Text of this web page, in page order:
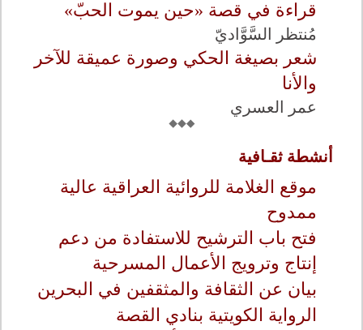
قراءة في قصة «حين يموت الحبّ»
مُنتظر السَّوَّاديّ
شعر بصيغة الحكي وصورة عميقة للآخر
والأنا
عمر العسري
أنشطة ثقـافية
موقع الغلامة للروائية العراقية عالية
ممدوح
فتح باب الترشيح للاستفادة من دعم
إنتاج وترويج الأعمال المسرحية
بيان عن الثقافة والمثقفين في البحرين
الرواية الكويتية بنادي القصة